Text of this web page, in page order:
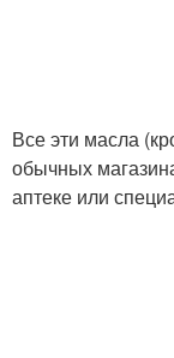
Все эти масла
обычных
аптеке или